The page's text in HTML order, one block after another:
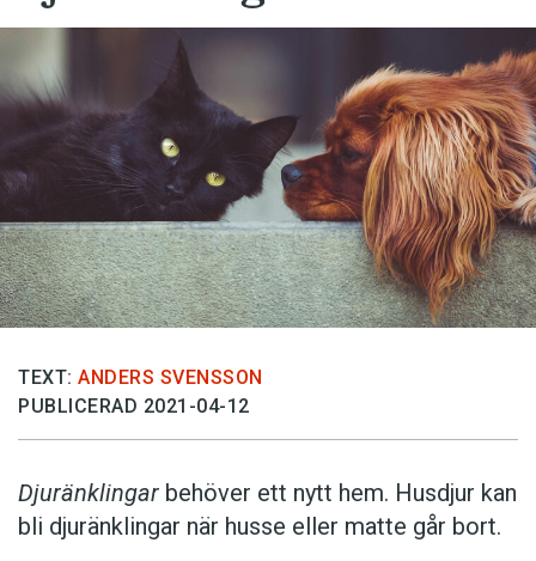
TEXT: ANDERS SVENSSON
PUBLICERAD 2021-04-12
Djuränklingar behöver ett nytt hem. Husdjur kan
bli djuränklingar när husse eller matte går bort.